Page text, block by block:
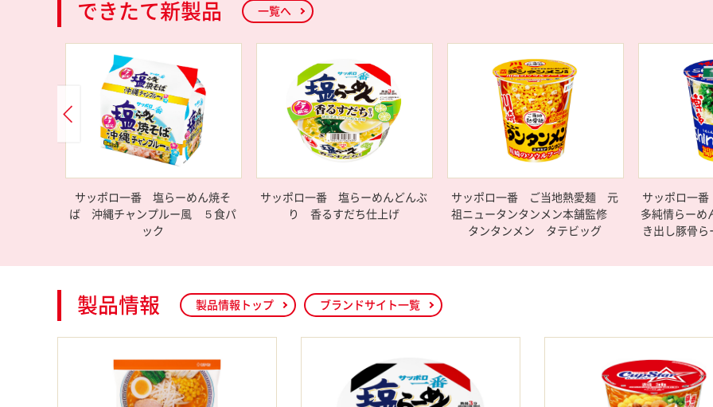
できたて新製品 一覧へ
サッポロ一番 塩らーめん焼そ
ば 沖縄チャンプルー風 ５食パ
ック
サッポロ一番 塩らーめんどんぶ
り 香るすだち仕上げ
サッポロ一番 ご当地熱愛麺 元
祖ニュータンタンメン本舗監修
タンタンメン タテビッグ
サッポロ一
多純情らー
き出し豚骨
製品情報 製品情報トップ ブランドサイト一覧